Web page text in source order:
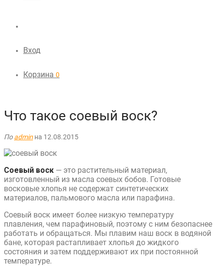
Вход
Корзина 0
Что такое соевый воск?
Поadmin на 12.08.2015
Соевый воск — это растительный материал,
изготовленный из масла соевых бобов. Готовые
восковые хлопья не содержат синтетических
материалов, пальмового масла или парафина.
Соевый воск имеет более низкую температуру
плавления, чем парафиновый, поэтому с ним безопаснее
работать и обращаться. Мы плавим наш воск в водяной
бане, которая растапливает хлопья до жидкого
состояния и затем поддерживают их при постоянной
температуре.